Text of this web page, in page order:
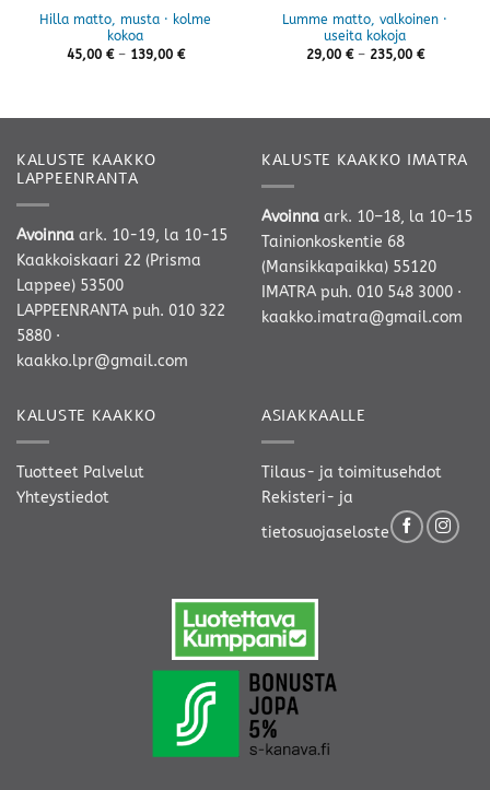
Hilla matto, musta · kolme
kokoa
45,00 € – 139,00 €Hintaluokka:
Lumme matto, valkoinen ·
useita kokoja
29,00 € – 235,00 €
KALUSTE KAAKKO
LAPPEENRANTA
Avoinna ark. 10-19, la 10-15
Kaakkoiskaari 22 (Prisma
Lappee) 53500
LAPPEENRANTA puh. 010 322
5880 ·
kaakko.lpr@gmail.com
KALUSTE KAAKKO IMATRA
Avoinna ark. 10–18, la 10–15
Tainionkoskentie 68
(Mansikkapaikka) 55120
IMATRA puh. 010 548 3000 ·
kaakko.imatra@gmail.com
KALUSTE KAAKKO
Tuotteet Palvelut
Yhteystiedot
ASIAKKAALLE
Tilaus- ja toimitusehdot
Rekisteri- ja
tietosuojaseloste